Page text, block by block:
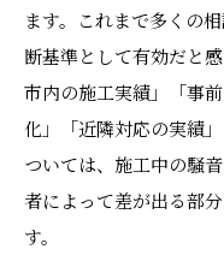
ます。これまで多くの
断基準として有効だと
市内の施工実績」「事
化」「近隣対応の実績
ついては、施工中の騒
者によって差が出る部
す。